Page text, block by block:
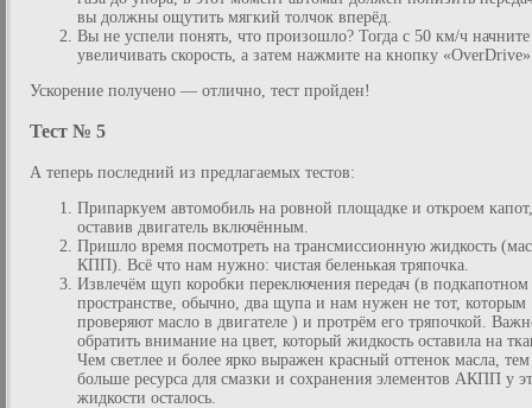
вы должны ощутить мягкий толчок вперёд.
Вы не успели понять, что произошло? Тогда с 50 км/ч начните
увеличивать скорость, а затем нажмите на кнопку
Ускорение получено — отлично, тест пройден!
Тест № 5
А теперь последний из предлагаемых тестов:
Припаркуем автомобиль на ровной площадке и откроем капот,
оставив двигатель включённым.
Пришло время посмотреть на трансмиссионную жидкость
КПП). Всё что нам нужно: чистая беленькая тряпочка.
Извлечём щуп коробки переключения передач (в подкапотном
пространстве, обычно, два щупа и нам нужен не тот, которым
проверяют масло в двигателе ) и протрём его тряпочкой.
обратить внимание на цвет, который жидкость оставила на
Чем светлее и более ярко выражен красный оттенок масла, тем
больше ресурса для смазки и сохранения элементов АКПП у
жидкости осталось.